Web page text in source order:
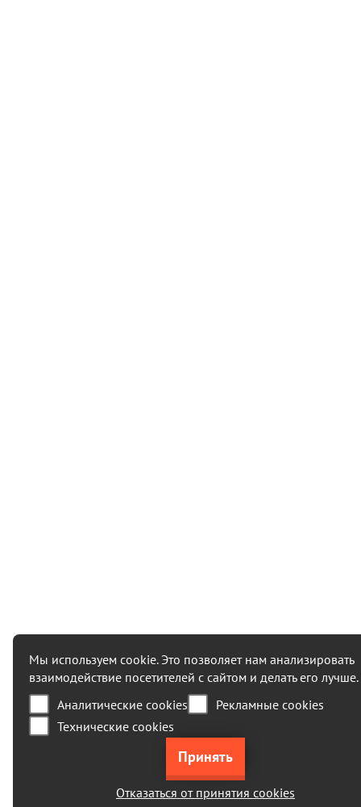
Мы используем cookie. Это позволяет нам анализировать
взаимодействие посетителей с сайтом и делать его лучше.
Аналитические cookies
Рекламные cookies
Технические cookies
Отказаться от принятия cookies